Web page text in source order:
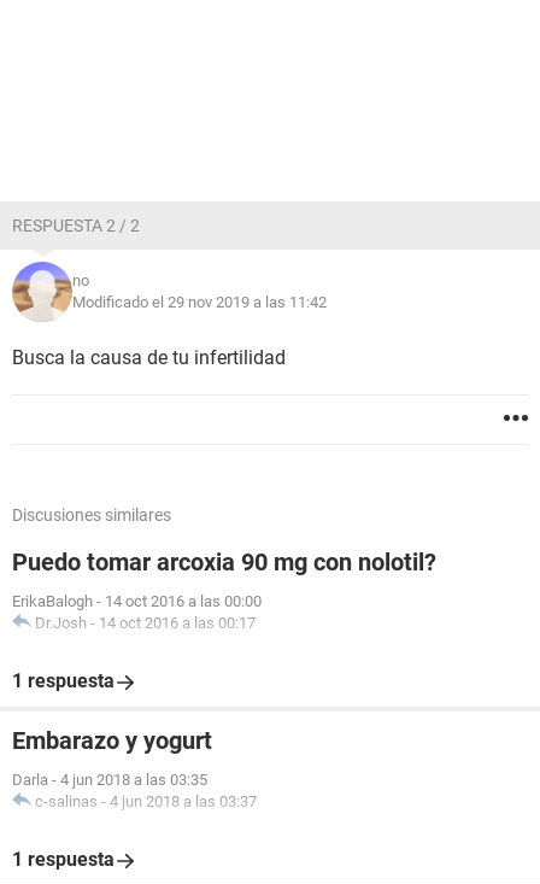
RESPUESTA 2 / 2
no
Modificado el 29 nov 2019 a las 11:42
Busca la causa de tu infertilidad
Discusiones similares
Puedo tomar arcoxia 90 mg con nolotil?
ErikaBalogh - 14 oct 2016 a las 00:00
Dr.Josh - 14 oct 2016 a las 00:17
1 respuesta
Embarazo y yogurt
Darla - 4 jun 2018 a las 03:35
c-salinas - 4 jun 2018 a las 03:37
1 respuesta